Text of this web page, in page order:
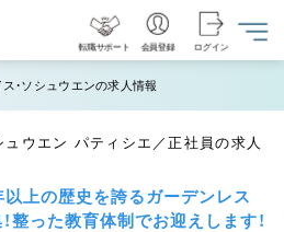
転職サポート 会員登録 ログイン
ス・ソシュウエンの求人情報
ュウエン パティシエ／正社員の求人
上の歴史を誇るガーデンレス
整った教育体制でお迎えします！